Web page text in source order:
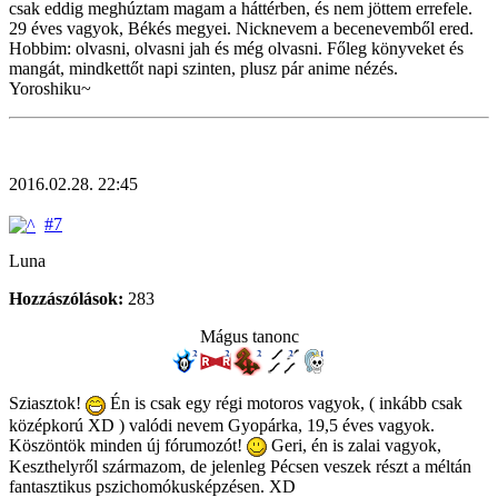
csak eddig meghúztam magam a háttérben, és nem jöttem errefele.
29 éves vagyok, Békés megyei. Nicknevem a becenevemből ered.
Hobbim: olvasni, olvasni jah és még olvasni. Főleg könyveket és
mangát, mindkettőt napi szinten, plusz pár anime nézés.
Yoroshiku~
2016.02.28. 22:45
#7
Luna
Hozzászólások: 283
Mágus tanonc
Sziasztok!
Én is csak egy régi motoros vagyok, ( inkább csak
középkorú XD ) valódi nevem Gyopárka, 19,5 éves vagyok.
Köszöntök minden új fórumozót!
Geri, én is zalai vagyok,
Keszthelyről származom, de jelenleg Pécsen veszek részt a méltán
fantasztikus pszichomókusképzésen. XD